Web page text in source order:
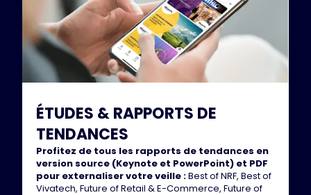
ÉTUDES & RAPPORTS DE
TENDANCES
Profitez de tous les rapports de tendances en
version source (Keynote et PowerPoint) et PDF
pour externaliser votre veille :Best of NRF, Best of
Vivatech, Future of Retail & E-Commerce, Future of